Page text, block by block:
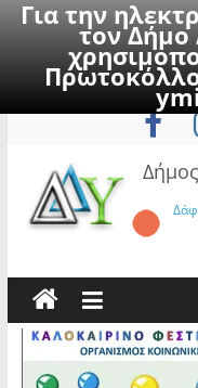
Για την
τον Δήμο
to
Δήμος